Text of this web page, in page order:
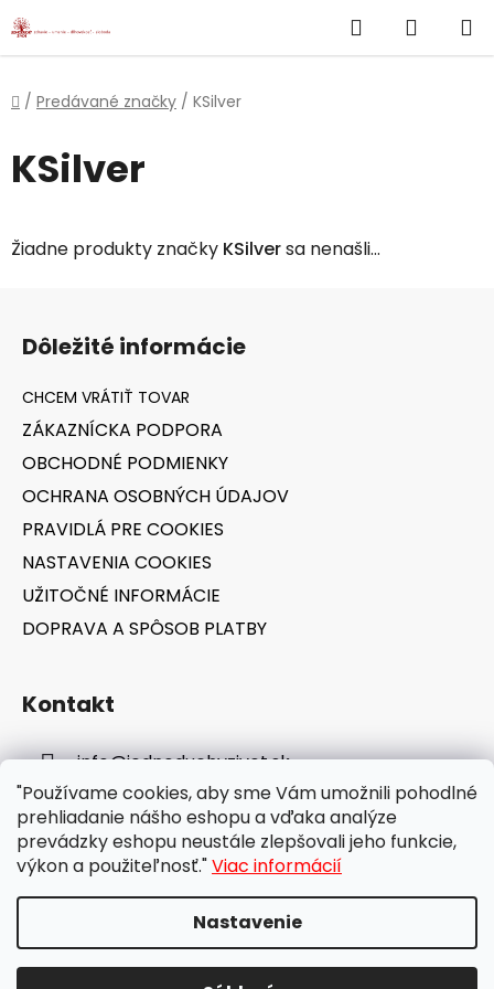
"Používame cookies, aby sme Vám umožnili pohodlné
prehliadanie nášho eshopu a vďaka analýze
prevádzky eshopu neustále zlepšovali jeho funkcie,
výkon a použiteľnosť."Viac informácií
Nastavenie
Prejsť
na
Hľadať
KOŠÍK
Domov
/ Predávané značky / KSilver
KSilver
Žiadne produkty značky KSilversa nenašli...
Dôležité informácie
ZÁKAZNÍCKA PODPORA
OBCHODNÉ PODMIENKY
OCHRANA OSOBNÝCH ÚDAJOV
PRAVIDLÁ PRE COOKIES
NASTAVENIA COOKIES
UŽITOČNÉ INFORMÁCIE
DOPRAVA A SPÔSOB PLATBY
Kontakt
info@jednoduchyzivot.sk
E-shop: 0948 647 767
Vytvoril Shoptet